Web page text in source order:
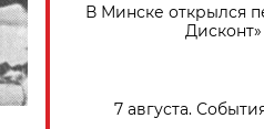
В Минске открылся
Дисконт»
7 августа.